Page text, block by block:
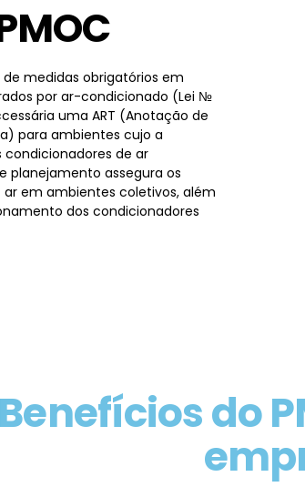
medidas obrigatórios em
por ar-condicionado (Lei №
uma ART (Anotação de
para ambientes cujo a
condicionadores de ar
planejamento assegura os
em ambientes coletivos, além
dos condicionadores
Benefícios do